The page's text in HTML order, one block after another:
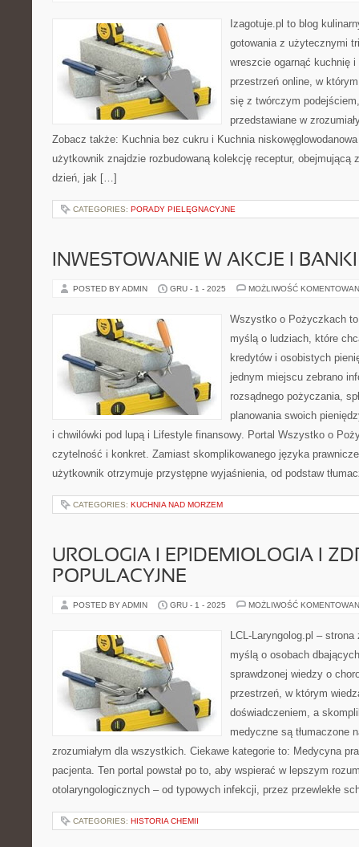
Izagotuje.pl to blog
gotowania z użytecznymi
wreszcie ogarnąć kuchnię
przestrzeń online, w
się z twórczym
przedstawiane w
Zobacz także: Kuchnia bez cukru i Kuchnia
użytkownik znajdzie rozbudowaną kolekcję receptur, obejmującą
dzień, jak […]
CATEGORIES: PORADY PIELĘGNACYJNE
INWESTOWANIE W AKCJE I
POSTED BY ADMIN GRU - 1 - 2025 MOŻLIWOŚĆ
Wszystko o Pożyczkach
myślą o ludziach, które
kredytów i osobistych
jednym miejscu zebrano
rozsądnego pożyczania,
planowania swoich
i chwilówki pod lupą i Lifestyle finansowy. Portal Wszystko o
czytelność i konkret. Zamiast skomplikowanego języka
użytkownik otrzymuje przystępne wyjaśnienia, od podstaw
CATEGORIES: KUCHNIA NAD MORZEM
UROLOGIA I EPIDEMIOLOGIA I
POPULACYJNE
POSTED BY ADMIN GRU - 1 - 2025 MOŻLIWOŚĆ
LCL-Laryngolog.pl –
myślą o osobach
sprawdzonej wiedzy o
przestrzeń, w którym
doświadczeniem, a
medyczne są tłumaczone
zrozumiałym dla wszystkich. Ciekawe kategorie to: Medycyna
pacjenta. Ten portal powstał po to, aby wspierać w lepszym
otolaryngologicznych – od typowych infekcji, przez przewlekłe
CATEGORIES: HISTORIA CHEMII